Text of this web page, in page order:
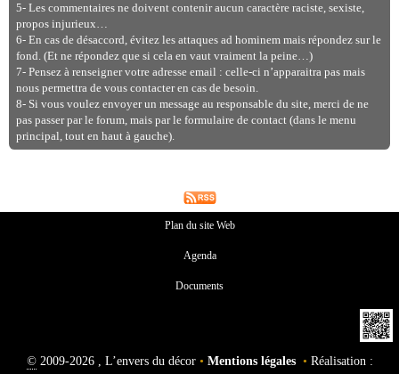
5- Les commentaires ne doivent contenir aucun caractère raciste, sexiste,
propos injurieux…
6- En cas de désaccord, évitez les attaques ad hominem mais répondez sur le
fond. (Et ne répondez que si cela en vaut vraiment la peine…)
7- Pensez à renseigner votre adresse email : celle-ci n’apparaitra pas mais
nous permettra de vous contacter en cas de besoin.
8- Si vous voulez envoyer un message au responsable du site, merci de ne
pas passer par le forum, mais par le formulaire de contact (dans le menu
principal, tout en haut à gauche).
Plan du site Web
Agenda
Documents
©2009-2026 , L’envers du décor • Mentions légales • Réalisation :